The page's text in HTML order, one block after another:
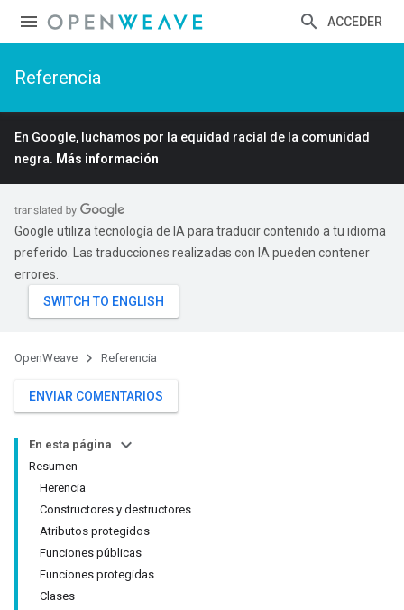
ACCEDER
Referencia
En Google, luchamos por la equidad racial de la comunidad
negra. Más información
Google utiliza tecnología de IA para traducir contenido a tu idioma
preferido. Las traducciones realizadas con IA pueden contener
errores.
OpenWeave Referencia
ENVIAR COMENTARIOS
En esta página
Resumen
Herencia
Constructores y destructores
Atributos protegidos
Funciones públicas
Funciones protegidas
Clases